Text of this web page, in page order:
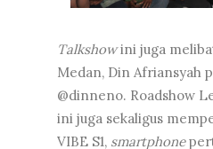
Talkshowini juga
Medan, Din Afriansyah
@dinneno. Roadshow
ini juga sekaligus
VIBE S1, smartphone